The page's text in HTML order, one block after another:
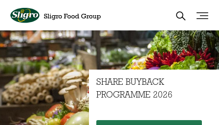
main
content
SHARE BUYBACK
PROGRAMME 2026